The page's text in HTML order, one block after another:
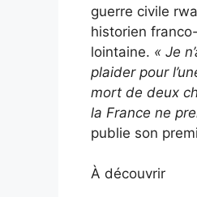
guerre civile
historien
lointaine. « Je
plaider pour
mort de deux
la France ne
publie son
À découvrir